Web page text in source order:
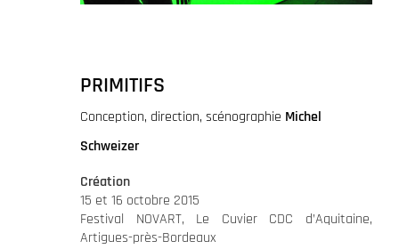
PRIMITIFS
Conception, direction, scénographie Michel
Schweizer
Création
15 et 16 octobre 2015
Festival NOVART, Le Cuvier CDC d’Aquitaine,
Artigues-près-Bordeaux